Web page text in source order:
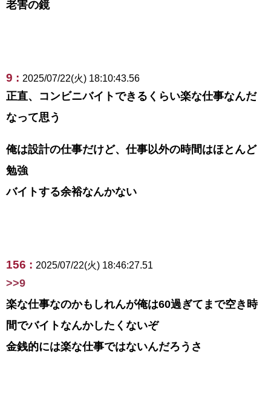
老害の鏡
9 : 2025/07/22(火) 18:10:43.56
正直、コンビニバイトできるくらい楽な仕事なんだ
なって思う
俺は設計の仕事だけど、仕事以外の時間はほとんど
勉強
バイトする余裕なんかない
156 : 2025/07/22(火) 18:46:27.51
>>9
楽な仕事なのかもしれんが俺は60過ぎてまで空き時
間でバイトなんかしたくないぞ
金銭的には楽な仕事ではないんだろうさ